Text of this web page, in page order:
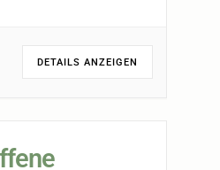
DETAILS ANZEIGEN